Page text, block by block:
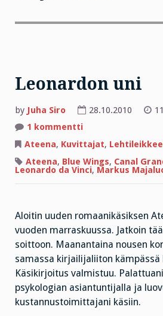
Leonardon uni
by Juha Siro 28.10.2010
1 kommenttiartikkeliin
uni
Ateena, Kuvittajat,
Ateena, Blue Wings, Canal
Leonardo da Vinci, Markus
Aloitin uuden romaanikäsiksen
vuoden marraskuussa. Jatkoin
soittoon. Maanantaina nousen
samassa kirjailijaliiton kämpässä
Käsikirjoitus valmistuu.
psykologian asiantuntijalla ja
kustannustoimittajani käsiin.